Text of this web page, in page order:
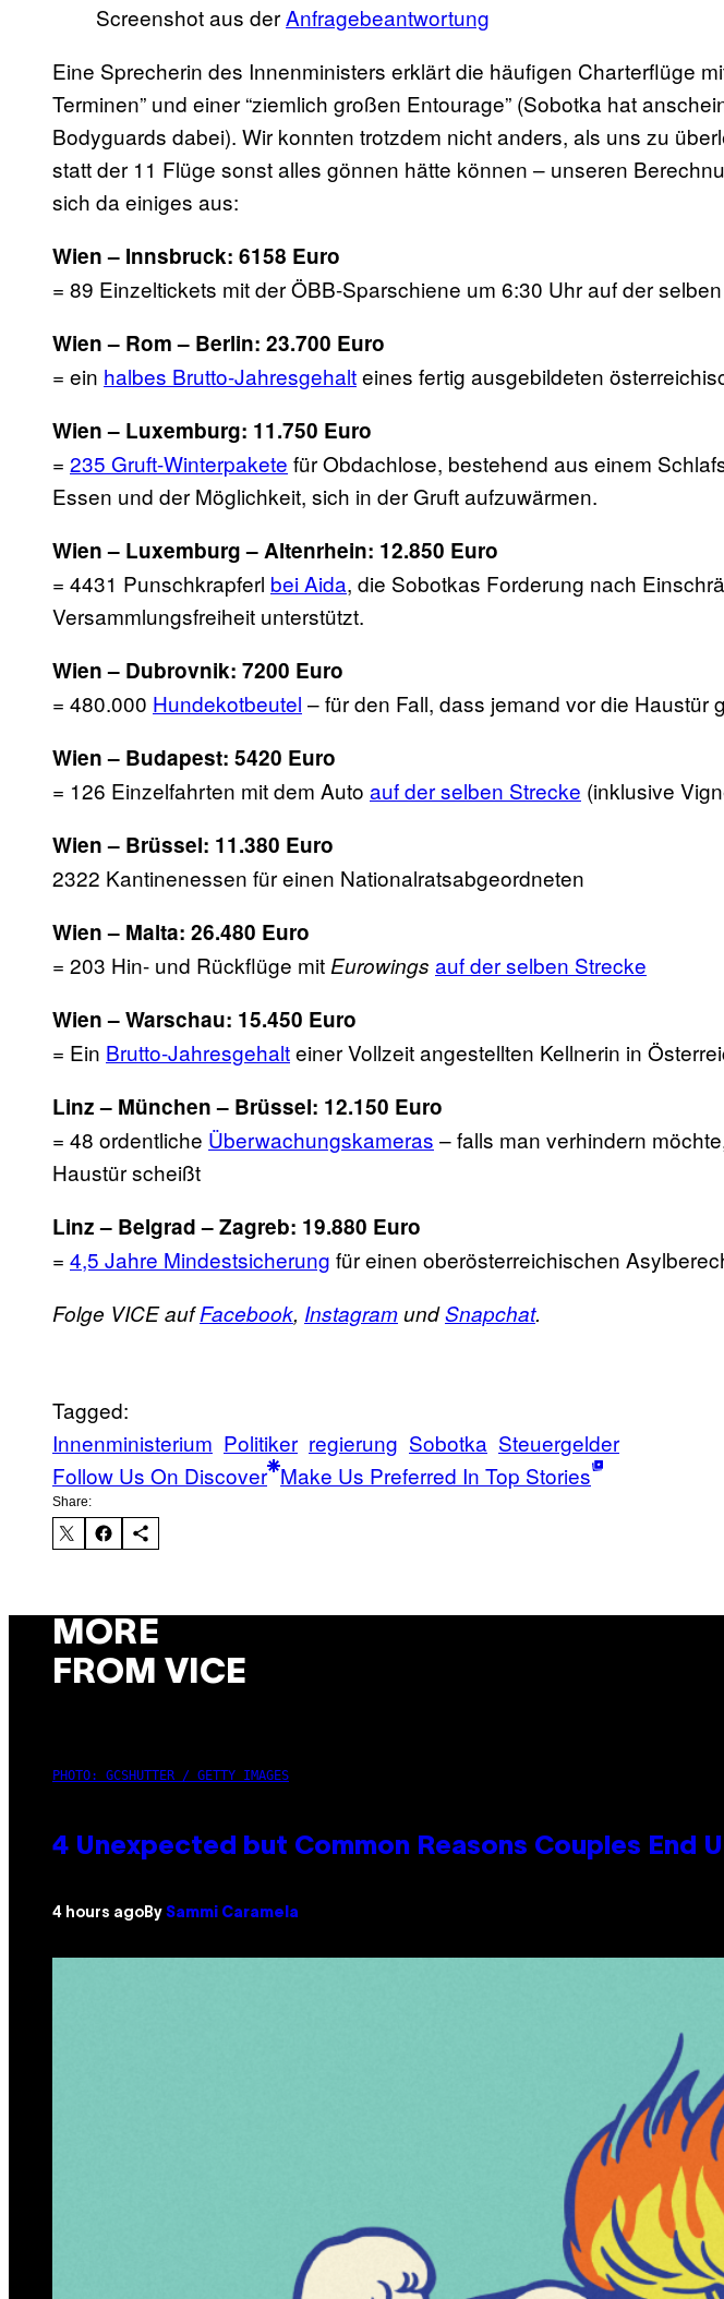
Screenshot aus derAnfragebeantwortung
Eine Sprecherin des Innenministers erklärt die häufigen Charterflüge
Terminen” und einer “ziemlich großen Entourage” (Sobotka hat
Bodyguards dabei). Wir konnten trotzdem nicht anders, als uns zu
statt der 11 Flüge sonst alles gönnen hätte können – unseren
sich da einiges aus:
Wien – Innsbruck: 6158 Euro
= 89 Einzeltickets mit der ÖBB-Sparschiene um 6:30 Uhr auf der
Wien – Rom – Berlin: 23.700 Euro
= ein halbes Brutto-Jahresgehalteines fertig ausgebildeten
Wien – Luxemburg: 11.750 Euro
= 235 Gruft-Winterpakete für Obdachlose, bestehend aus einem
Essen und der Möglichkeit, sich in der Gruft aufzuwärmen.
Wien – Luxemburg – Altenrhein: 12.850 Euro
= 4431 Punschkrapferl bei Aida, die Sobotkas Forderung nach
Versammlungsfreiheit unterstützt.
Wien – Dubrovnik: 7200 Euro
= 480.000 Hundekotbeutel – für den Fall, dass jemand vor die Haustür
Wien – Budapest: 5420 Euro
= 126 Einzelfahrten mit dem Auto auf der selben Strecke (inklusive
Wien – Brüssel: 11.380 Euro
2322 Kantinenessen für einen Nationalratsabgeordneten
Wien – Malta: 26.480 Euro
= 203 Hin- und Rückflüge mit Eurowings auf der selben Strecke
Wien – Warschau: 15.450 Euro
= Ein Brutto-Jahresgehalteiner Vollzeit angestellten Kellnerin in
Linz – München – Brüssel: 12.150 Euro
= 48 ordentliche Überwachungskameras – falls man verhindern
Haustür scheißt
Linz – Belgrad – Zagreb: 19.880 Euro
= 4,5 Jahre Mindestsicherung für einen oberösterreichischen
Folge VICE aufFacebook, InstagramundSnapchat.
Tagged:
Innenministerium Politiker regierung Sobotka Steuergelder
Follow Us On Discover Make Us Preferred In Top Stories
Share:
MORE
FROM VICE
PHOTO: GCSHUTTER / GETTY IMAGES
4 Unexpected but Common Reasons Couples End
4 hours ago By Sammi Caramela